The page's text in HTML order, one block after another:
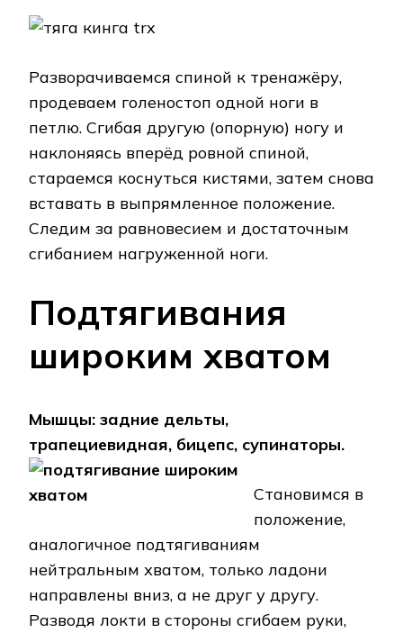
Разворачиваемся спиной к тренажёру,
продеваем голеностоп одной ноги в
петлю. Сгибая другую (опорную) ногу и
наклоняясь вперёд ровной спиной,
стараемся коснуться кистями, затем снова
вставать в выпрямленное положение.
Следим за равновесием и достаточным
сгибанием нагруженной ноги.
Подтягивания
широким хватом
Мышцы: задние дельты,
трапециевидная, бицепс, супинаторы.
Становимся в
положение,
аналогичное подтягиваниям
нейтральным хватом, только ладони
направлены вниз, а не друг у другу.
Разводя локти в стороны сгибаем руки,